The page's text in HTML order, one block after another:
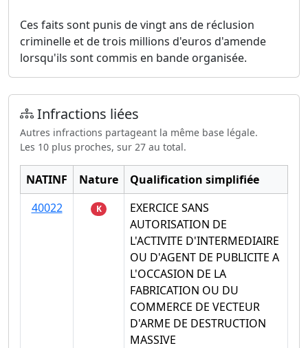
Ces faits sont punis de vingt ans de réclusion
criminelle et de trois millions d'euros d'amende
lorsqu'ils sont commis en bande organisée.
Infractions liées
Autres infractions partageant la même base légale.
Les 10 plus proches, sur 27 au total.
NATINF Nature
Qualification simplifiée
40022
K
EXERCICE SANS
AUTORISATION DE
L'ACTIVITE D'INTERMEDIAIRE
OU D'AGENT DE PUBLICITE A
L'OCCASION DE LA
FABRICATION OU DU
COMMERCE DE VECTEUR
D'ARME DE DESTRUCTION
MASSIVE